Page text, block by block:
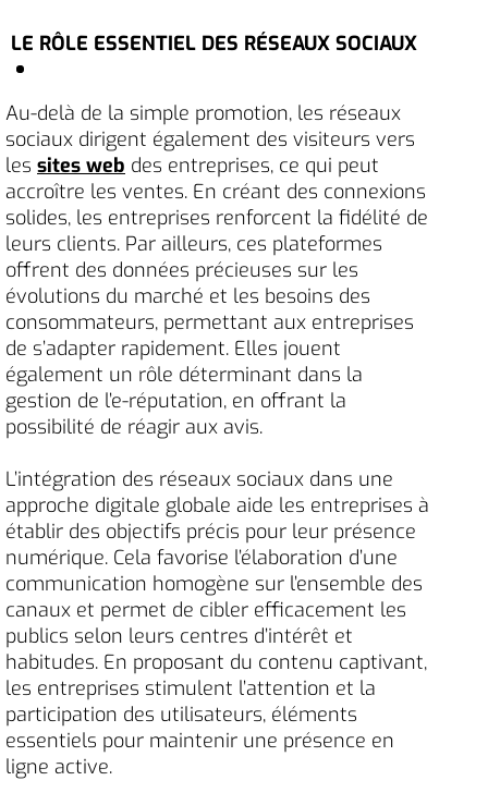
LE RÔLE ESSENTIEL DES RÉSEAUX SOCIAUX
Au-delà de la simple promotion, les réseaux
sociaux dirigent également des visiteurs vers
les sites web des entreprises, ce qui peut
accroître les ventes. En créant des connexions
solides, les entreprises renforcent la fidélité de
leurs clients. Par ailleurs, ces plateformes
offrent des données précieuses sur les
évolutions du marché et les besoins des
consommateurs, permettant aux entreprises
de s’adapter rapidement. Elles jouent
également un rôle déterminant dans la
gestion de l’e-réputation, en offrant la
possibilité de réagir aux avis.
L’intégration des réseaux sociaux dans une
approche digitale globale aide les entreprises à
établir des objectifs précis pour leur présence
numérique. Cela favorise l’élaboration d’une
communication homogène sur l’ensemble des
canaux et permet de cibler efficacement les
publics selon leurs centres d’intérêt et
habitudes. En proposant du contenu captivant,
les entreprises stimulent l’attention et la
participation des utilisateurs, éléments
essentiels pour maintenir une présence en
ligne active.